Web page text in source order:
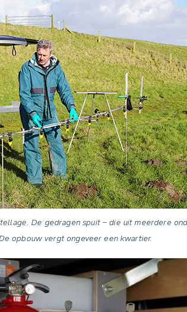
De gedragen spuit – die uit meerdere
opbouw vergt ongeveer een kwartier.